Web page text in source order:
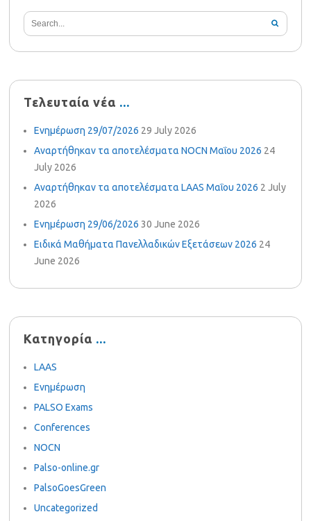
Τελευταία νέα
Ενημέρωση 29/07/2026 29 July 2026
Αναρτήθηκαν τα αποτελέσματα NOCN Μαΐου 2026 24
July 2026
Αναρτήθηκαν τα αποτελέσματα LAAS Μαΐου 2026 2 July
2026
Ενημέρωση 29/06/2026 30 June 2026
Ειδικά Μαθήματα Πανελλαδικών Εξετάσεων 2026 24
June 2026
Κατηγορία
LAAS
Ενημέρωση
PALSO Exams
Conferences
NOCN
Palso-online.gr
PalsoGoesGreen
Uncategorized